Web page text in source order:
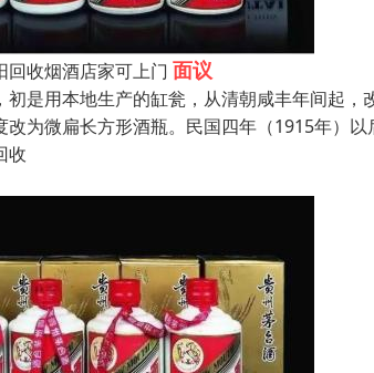
回收烟酒店家可上门 面议
初是用本地生产的缸瓮，从清朝咸丰年间起
改为微扁长方形酒瓶。民国四年（1915年）
收